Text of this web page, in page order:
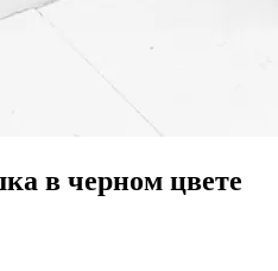
в черном цвете